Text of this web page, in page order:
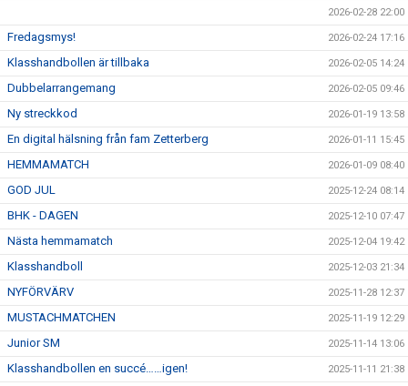
2026-02-28 22:00
Fredagsmys! 2026-02-24 17:16
Klasshandbollen är tillbaka 2026-02-05 14:24
Dubbelarrangemang 2026-02-05 09:46
Ny streckkod 2026-01-19 13:58
En digital hälsning från fam Zetterberg 2026-01-11 15:45
HEMMAMATCH 2026-01-09 08:40
GOD JUL 2025-12-24 08:14
BHK - DAGEN 2025-12-10 07:47
Nästa hemmamatch 2025-12-04 19:42
Klasshandboll 2025-12-03 21:34
NYFÖRVÄRV 2025-11-28 12:37
MUSTACHMATCHEN 2025-11-19 12:29
Junior SM 2025-11-14 13:06
Klasshandbollen en succé……igen! 2025-11-11 21:38